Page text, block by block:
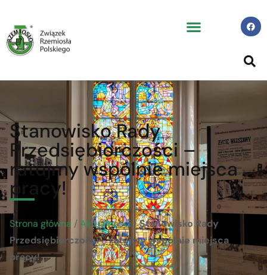
Stanowisko Rady
Przedsiębiorczości –
ratujmy wspólnie miejsca
pracy!
Strona główna /Aktualności /Stanowisko Rady
Przedsiębiorczości - ratujmy wspólnie miejsca
pracy!